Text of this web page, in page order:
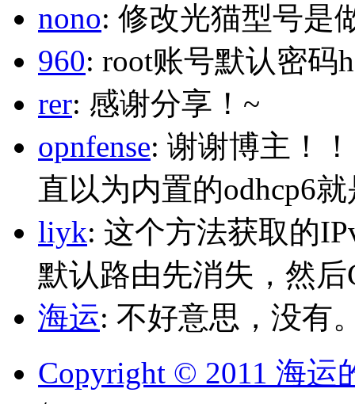
nono: 修改光猫型号是
960: root账号默认密码
rer: 感谢分享！~
opnfense: 谢谢博主！
直以为内置的odhcp6
liyk: 这个方法获取的
默认路由先消失，然
海运: 不好意思，没有
Copyright © 2011 海运